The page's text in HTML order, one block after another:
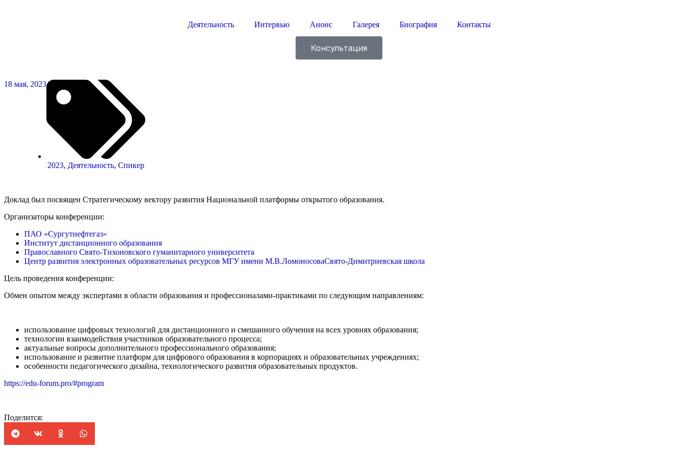
Деятельность Интервью Анонс Галерея Биография Контакты
Консультация
18 мая, 2023
2023, Деятельность, Спикер
Доклад был посвящен Стратегическому вектору развития Национальной платформы открытого образования.
Организаторы конференции:
ПАО «Сургутнефтегаз»
Институт дистанционного образования
Православного Свято-Тихоновского гуманитарного университета
Центр развития электронных образовательных ресурсов МГУ имени М.В.ЛомоносоваСвято-Димитриевская школа
Цель проведения конференции:
Обмен опытом между экспертами в области образования и профессионалами-практиками по следующим направлениям:
использование цифровых технологий для дистанционного и смешанного обучения на всех уровнях образования;
технологии взаимодействия участников образовательного процесса;
актуальные вопросы дополнительного профессионального образования;
использование и развитие платформ для цифрового образования в корпорациях и образовательных учреждениях;
особенности педагогического дизайна, технологического развития образовательных продуктов.
https://edu-forum.pro/#program
Поделится: